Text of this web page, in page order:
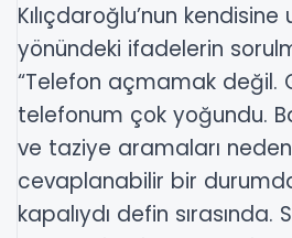
Kılıçdaroğlu’nun kendisine
yönündeki ifadelerin
“Telefon açmamak değil.
telefonum çok yoğundu.
ve taziye aramaları
cevaplanabilir bir
kapalıydı defin sırasında.